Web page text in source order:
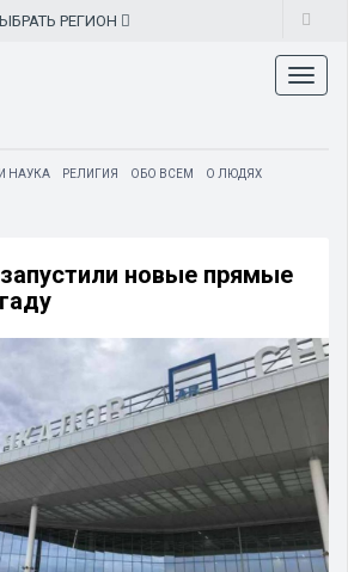
РЕГИОН
НАУКА РЕЛИГИЯ ОБО ВСЕМ
О ЛЮДЯХ
новые прямые